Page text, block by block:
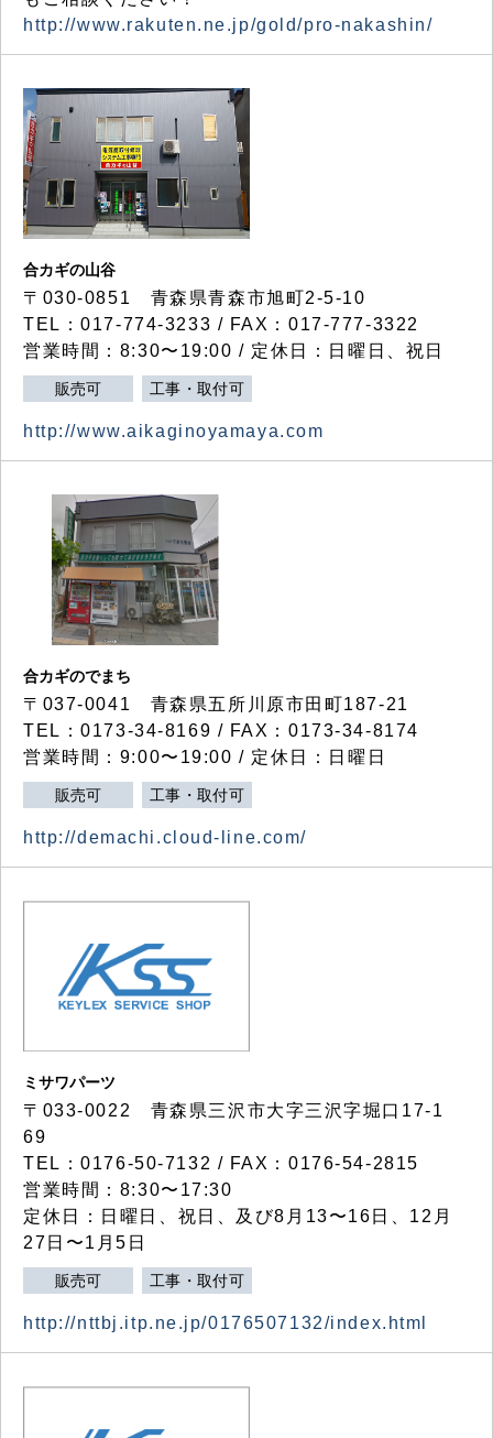
http://www.rakuten.ne.jp/gold/pro-nakashin/
合カギの山谷
〒030-0851 青森県青森市旭町2-5-10
TEL：017-774-3233 / FAX：017-777-3322
営業時間：8:30〜19:00 / 定休日：日曜日、祝日
販売可 工事・取付可
http://www.aikaginoyamaya.com
合カギのでまち
〒037-0041 青森県五所川原市田町187-21
TEL：0173-34-8169 / FAX：0173-34-8174
営業時間：9:00〜19:00 / 定休日：日曜日
販売可 工事・取付可
http://demachi.cloud-line.com/
ミサワパーツ
〒033-0022 青森県三沢市大字三沢字堀口17-1
69
TEL：0176-50-7132 / FAX：0176-54-2815
営業時間：8:30〜17:30
定休日：日曜日、祝日、及び8月13〜16日、12月
27日〜1月5日
販売可 工事・取付可
http://nttbj.itp.ne.jp/0176507132/index.html